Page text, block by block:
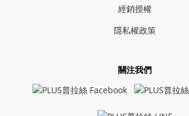
經銷授權
隱私權政策
關注我們